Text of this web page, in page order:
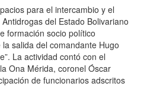
para el intercambio y el
del Estado Bolivariano
formación socio político
salida del comandante Hugo
La actividad contó con el
Ona Mérida, coronel Óscar
de funcionarios adscritos